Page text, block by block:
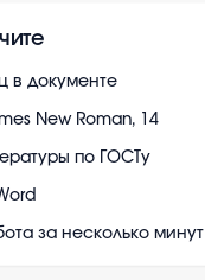
в документе
New Roman, 14
по ГОСТу
за несколько минут